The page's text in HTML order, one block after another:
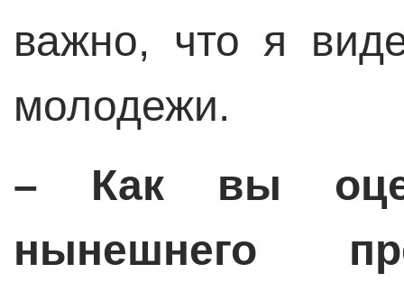
важно, что я
молодежи.
– Как вы
нынешнего